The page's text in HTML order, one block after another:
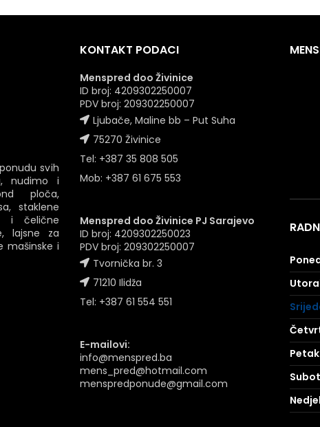
svih
nudimo i
ploča,
staklene
i čelične
lajsne za
mašinske i
KONTAKT PODACI
Menspred doo Živinice
ID broj: 4209302250007
PDV broj: 209302250007
Ljubače, Maline bb – Put Suha
75270 Živinice
Tel: +387 35 808 505
Mob: +387 61 675 553
Menspred doo Živinice PJ Sarajevo
ID broj: 4209302250023
PDV broj: 209302250007
Tvornička br. 3
71210 Ilidža
Tel: +387 61 554 551
E-mailovi:
info@menspred.ba
mens_pred@hotmail.com
menspredponude@gmail.com
Petak